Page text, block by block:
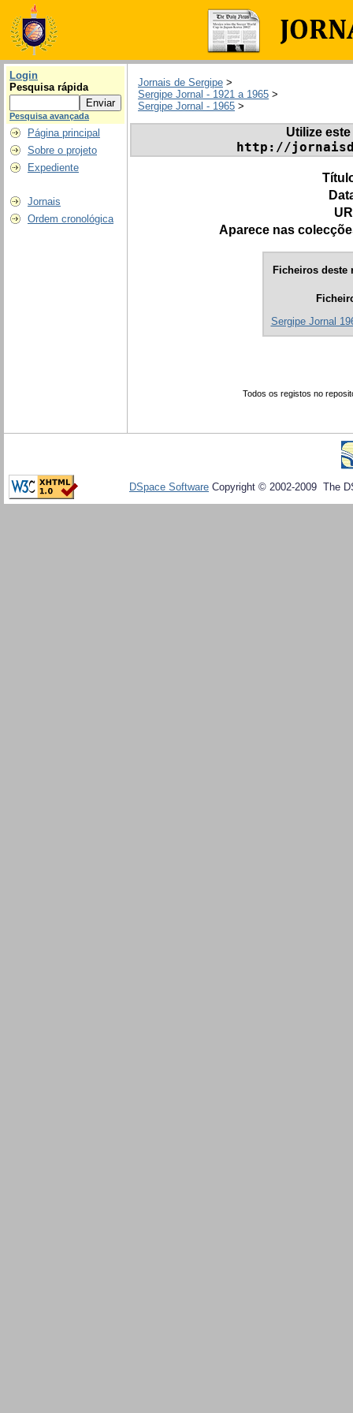
Login
Pesquisa rápida
Pesquisa avançada
Página principal
Sobre o projeto
Expediente
Jornais
Ordem cronológica
Jornais de Sergipe >
Sergipe Jornal - 1921 a 1965 >
Sergipe Jornal - 1965 >
Utilize
http://
Aparece nas
Ficheiros deste
Sergipe Jornal
Todos os registos no
DSpace Software Copyright © 2002-2009 The